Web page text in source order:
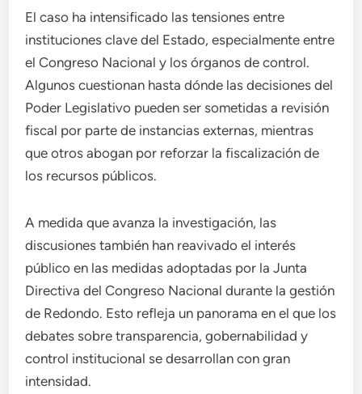
El caso ha intensificado las tensiones entre
instituciones clave del Estado, especialmente entre
el Congreso Nacional y los órganos de control.
Algunos cuestionan hasta dónde las decisiones del
Poder Legislativo pueden ser sometidas a revisión
fiscal por parte de instancias externas, mientras
que otros abogan por reforzar la fiscalización de
los recursos públicos.
A medida que avanza la investigación, las
discusiones también han reavivado el interés
público en las medidas adoptadas por la Junta
Directiva del Congreso Nacional durante la gestión
de Redondo. Esto refleja un panorama en el que los
debates sobre transparencia, gobernabilidad y
control institucional se desarrollan con gran
intensidad.